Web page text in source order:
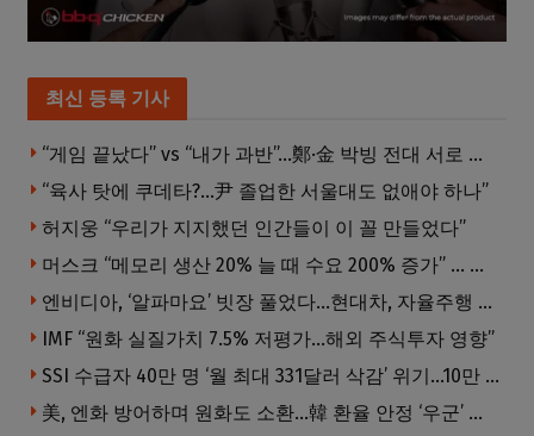
최신 등록 기사
“게임 끝났다” vs “내가 과반”…鄭·金 박빙 전대 서로 우위 주장
“육사 탓에 쿠데타?…尹 졸업한 서울대도 없애야 하나”
허지웅 “우리가 지지했던 인간들이 이 꼴 만들었다”
머스크 “메모리 생산 20% 늘 때 수요 200% 증가” … 반도체 매출 1조달러 눈 앞
엔비디아, ‘알파마요’ 빗장 풀었다…현대차, 자율주행 속도내나
IMF “원화 실질가치 7.5% 저평가…해외 주식투자 영향”
SSI 수급자 40만 명 ‘월 최대 331달러 삭감’ 위기…10만 명은 수급자격 상실
美, 엔화 방어하며 원화도 소환…韓 환율 안정 ‘우군’ 되나